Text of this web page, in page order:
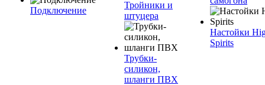
Подключение
Тройники и
штуцера
Трубки-
силикон,
шланги ПВХ
Настойки
Spirits